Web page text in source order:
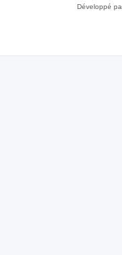
Développé